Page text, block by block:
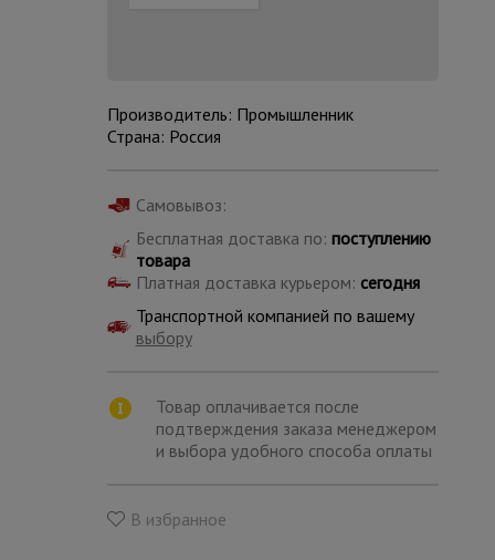
всех
Производитель: Промышленник
Страна: Россия
Самовывоз:
Бесплатная доставка по: поступлению
товара
Платная доставка курьером: сегодня
Транспортной компанией по вашему
выбору
Товар оплачивается после
подтверждения заказа менеджером
и выбора удобного способа оплаты
В избранное